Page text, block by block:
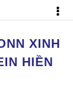
XINH
HIỀN